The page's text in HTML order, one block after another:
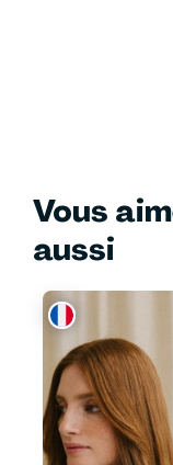
Vous
aussi